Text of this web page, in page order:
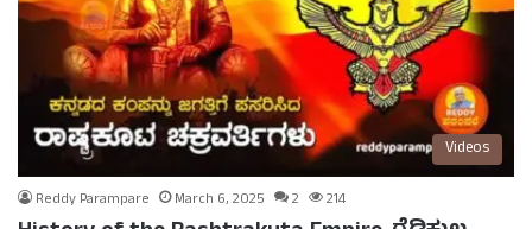
Videos
Reddy Parampare March 6, 2025 2 214